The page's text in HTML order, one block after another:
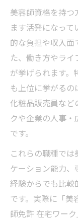
美容師資格を持
ます活発になっ
的な負担や収入面
た、働き方やラ
が挙げられます。
も上位に挙がるの
化粧品販売員など
クや企業の人事
です。
これらの職種で
ケーション能力
経験からでも比較
です。実際に「美
師免許 在宅ワー